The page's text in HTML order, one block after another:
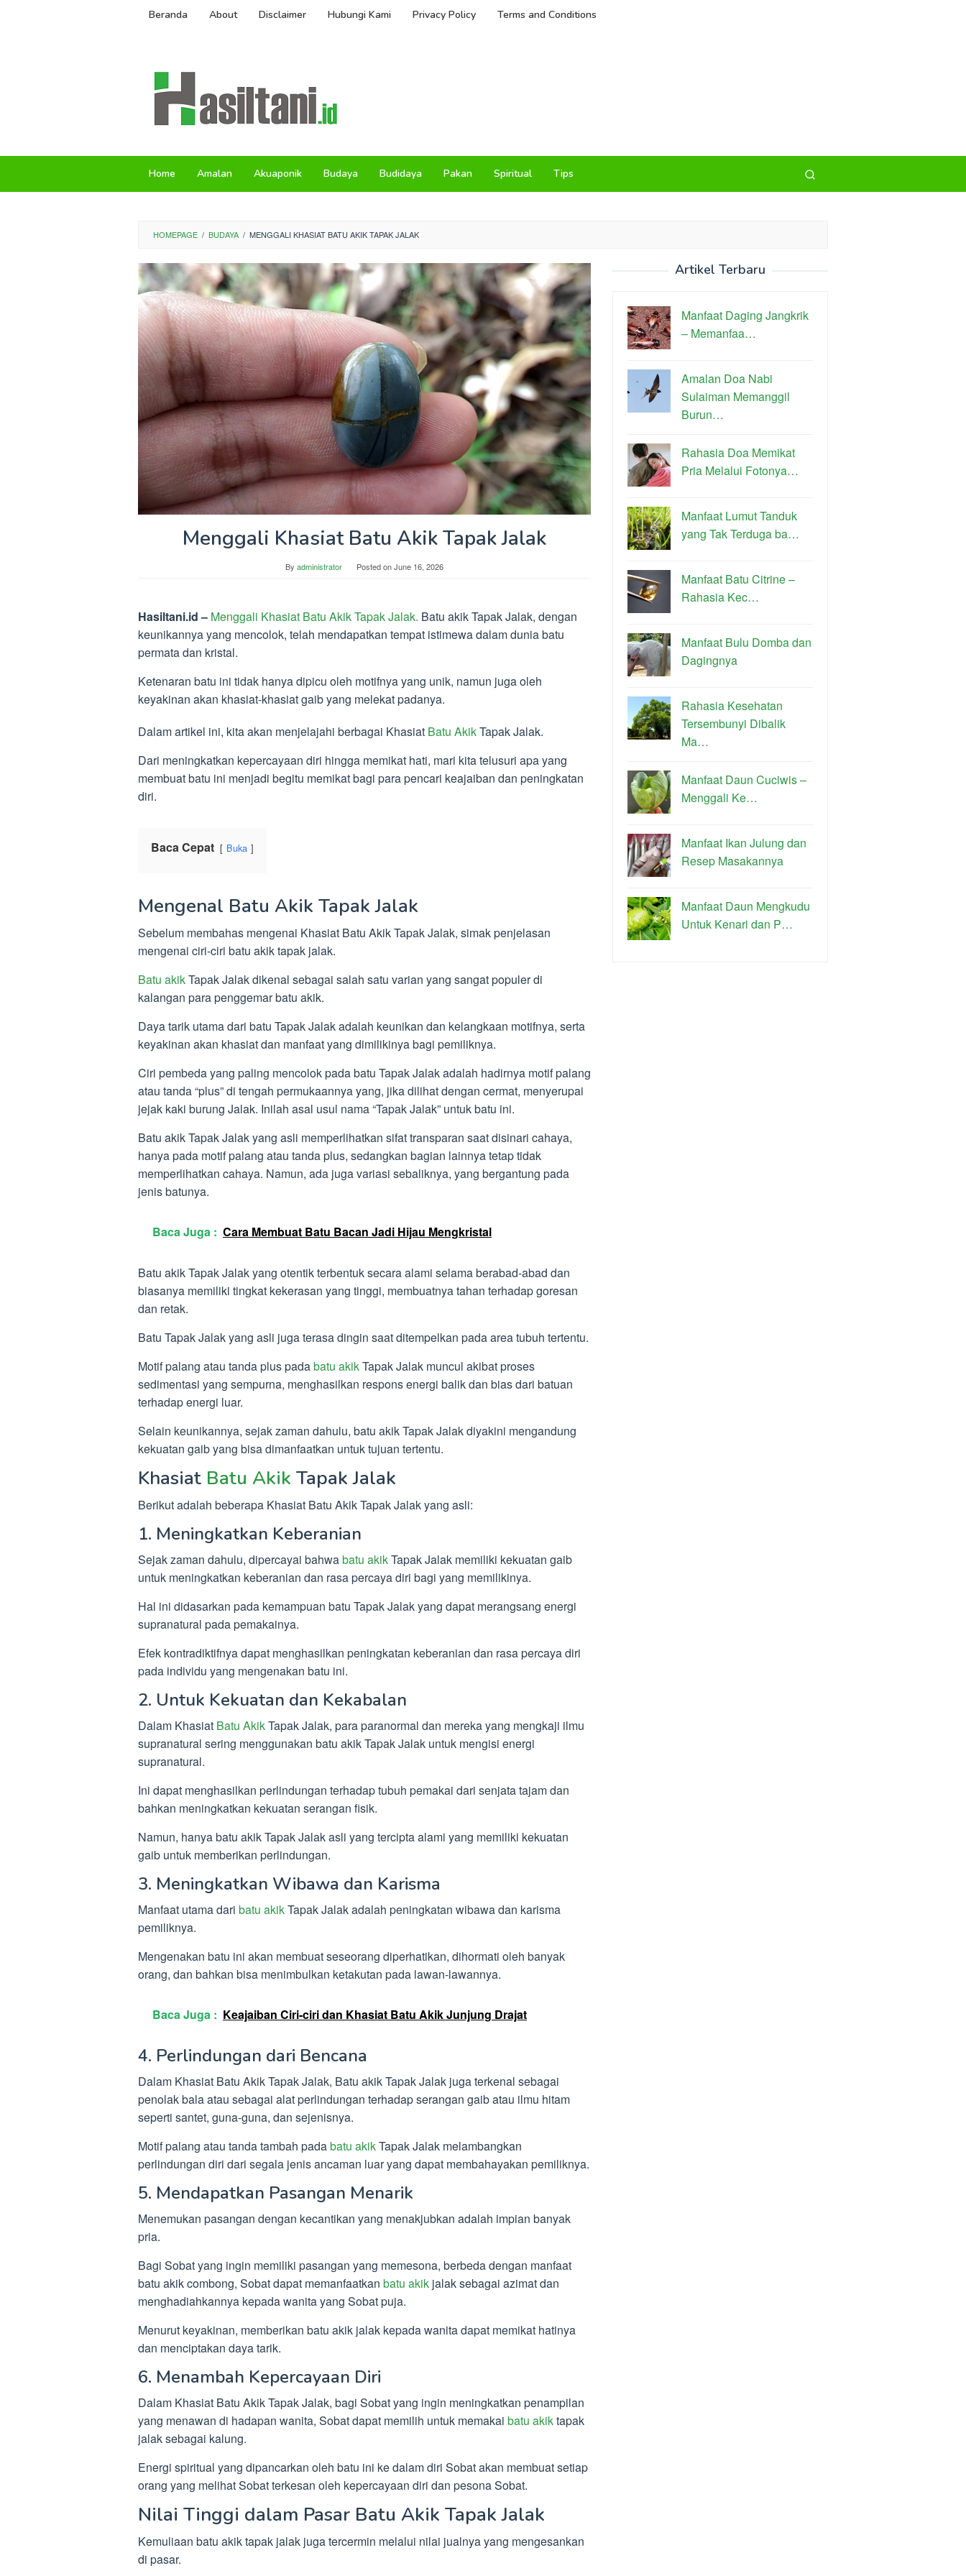
Beranda About Disclaimer Hubungi Kami Privacy Policy Terms and Conditions
Home Amalan Akuaponik Budaya Budidaya Pakan Spiritual Tips
HOMEPAGE / BUDAYA / MENGGALI KHASIAT BATU AKIK TAPAK JALAK
Menggali Khasiat Batu Akik Tapak Jalak
By administrator Posted onJune 16, 2026
Hasiltani.id – Menggali Khasiat Batu Akik Tapak Jalak. Batu akik Tapak Jalak, dengan
keunikannya yang mencolok, telah mendapatkan tempat istimewa dalam dunia batu
permata dan kristal.
Ketenaran batu ini tidak hanya dipicu oleh motifnya yang unik, namun juga oleh
keyakinan akan khasiat-khasiat gaib yang melekat padanya.
Dalam artikel ini, kita akan menjelajahi berbagai Khasiat Batu AkikTapak Jalak.
Dari meningkatkan kepercayaan diri hingga memikat hati, mari kita telusuri apa yang
membuat batu ini menjadi begitu memikat bagi para pencari keajaiban dan peningkatan
diri.
Baca Cepat Buka
Mengenal Batu Akik Tapak Jalak
Sebelum membahas mengenai Khasiat Batu Akik Tapak Jalak, simak penjelasan
mengenai ciri-ciri batu akik tapak jalak.
Batu akikTapak Jalak dikenal sebagai salah satu varian yang sangat populer di
kalangan para penggemar batu akik.
Daya tarik utama dari batu Tapak Jalak adalah keunikan dan kelangkaan motifnya, serta
keyakinan akan khasiat dan manfaat yang dimilikinya bagi pemiliknya.
Ciri pembeda yang paling mencolok pada batu Tapak Jalak adalah hadirnya motif palang
atau tanda “plus” di tengah permukaannya yang, jika dilihat dengan cermat, menyerupai
jejak kaki burung Jalak. Inilah asal usul nama “Tapak Jalak” untuk batu ini.
Batu akik Tapak Jalak yang asli memperlihatkan sifat transparan saat disinari cahaya,
hanya pada motif palang atau tanda plus, sedangkan bagian lainnya tetap tidak
memperlihatkan cahaya. Namun, ada juga variasi sebaliknya, yang bergantung pada
jenis batunya.
Baca Juga : Cara Membuat Batu Bacan Jadi Hijau Mengkristal
Batu akik Tapak Jalak yang otentik terbentuk secara alami selama berabad-abad dan
biasanya memiliki tingkat kekerasan yang tinggi, membuatnya tahan terhadap goresan
dan retak.
Batu Tapak Jalak yang asli juga terasa dingin saat ditempelkan pada area tubuh tertentu.
Motif palang atau tanda plus padabatu akikTapak Jalak muncul akibat proses
sedimentasi yang sempurna, menghasilkan respons energi balik dan bias dari batuan
terhadap energi luar.
Selain keunikannya, sejak zaman dahulu, batu akik Tapak Jalak diyakini mengandung
kekuatan gaib yang bisa dimanfaatkan untuk tujuan tertentu.
Khasiat Batu Akik Tapak Jalak
Berikut adalah beberapa Khasiat Batu Akik Tapak Jalak yang asli:
1. Meningkatkan Keberanian
Sejak zaman dahulu, dipercayai bahwabatu akikTapak Jalak memiliki kekuatan gaib
untuk meningkatkan keberanian dan rasa percaya diri bagi yang memilikinya.
Hal ini didasarkan pada kemampuan batu Tapak Jalak yang dapat merangsang energi
supranatural pada pemakainya.
Efek kontradiktifnya dapat menghasilkan peningkatan keberanian dan rasa percaya diri
pada individu yang mengenakan batu ini.
2. Untuk Kekuatan dan Kekabalan
Dalam Khasiat Batu AkikTapak Jalak, para paranormal dan mereka yang mengkaji ilmu
supranatural sering menggunakan batu akik Tapak Jalak untuk mengisi energi
supranatural.
Ini dapat menghasilkan perlindungan terhadap tubuh pemakai dari senjata tajam dan
bahkan meningkatkan kekuatan serangan fisik.
Namun, hanya batu akik Tapak Jalak asli yang tercipta alami yang memiliki kekuatan
gaib untuk memberikan perlindungan.
3. Meningkatkan Wibawa dan Karisma
Manfaat utama dari batu akikTapak Jalak adalah peningkatan wibawa dan karisma
pemiliknya.
Mengenakan batu ini akan membuat seseorang diperhatikan, dihormati oleh banyak
orang, dan bahkan bisa menimbulkan ketakutan pada lawan-lawannya.
Baca Juga : Keajaiban Ciri-ciri dan Khasiat Batu Akik Junjung Drajat
4. Perlindungan dari Bencana
Dalam Khasiat Batu Akik Tapak Jalak, Batu akik Tapak Jalak juga terkenal sebagai
penolak bala atau sebagai alat perlindungan terhadap serangan gaib atau ilmu hitam
seperti santet, guna-guna, dan sejenisnya.
Motif palang atau tanda tambah padabatu akikTapak Jalak melambangkan
perlindungan diri dari segala jenis ancaman luar yang dapat membahayakan pemiliknya.
5. Mendapatkan Pasangan Menarik
Menemukan pasangan dengan kecantikan yang menakjubkan adalah impian banyak
pria.
Bagi Sobat yang ingin memiliki pasangan yang memesona, berbeda dengan manfaat
batu akik combong, Sobat dapat memanfaatkan batu akik jalak sebagai azimat dan
menghadiahkannya kepada wanita yang Sobat puja.
Menurut keyakinan, memberikan batu akik jalak kepada wanita dapat memikat hatinya
dan menciptakan daya tarik.
6. Menambah Kepercayaan Diri
Dalam Khasiat Batu Akik Tapak Jalak, bagi Sobat yang ingin meningkatkan penampilan
yang menawan di hadapan wanita, Sobat dapat memilih untuk memakai batu akiktapak
jalak sebagai kalung.
Energi spiritual yang dipancarkan oleh batu ini ke dalam diri Sobat akan membuat setiap
orang yang melihat Sobat terkesan oleh kepercayaan diri dan pesona Sobat.
Nilai Tinggi dalam Pasar Batu Akik Tapak Jalak
Kemuliaan batu akik tapak jalak juga tercermin melalui nilai jualnya yang mengesankan
di pasar.
Artikel Terbaru
Manfaat Daging Jangkrik
– Memanfaa…
Amalan Doa Nabi
Sulaiman Memanggil
Burun…
Rahasia Doa Memikat
Pria Melalui Fotonya…
Manfaat Lumut Tanduk
yang Tak Terduga ba…
Manfaat Batu Citrine –
Rahasia Kec…
Manfaat Bulu Domba dan
Dagingnya
Rahasia Kesehatan
Tersembunyi Dibalik
Ma…
Manfaat Daun Cuciwis –
Menggali Ke…
Manfaat Ikan Julung dan
Resep Masakannya
Manfaat Daun Mengkudu
Untuk Kenari dan P…